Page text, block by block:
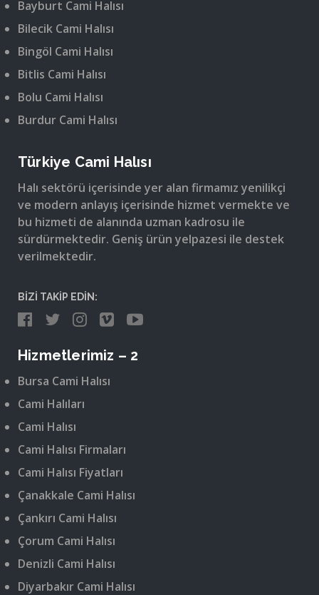
Bayburt Cami Halısı
Bilecik Cami Halısı
Bingöl Cami Halısı
Bitlis Cami Halısı
Bolu Cami Halısı
Burdur Cami Halısı
Türkiye Cami Halısı
Halı sektörü içerisinde yer alan firmamız yenilikçi
ve modern anlayış içerisinde hizmet vermekte ve
bu hizmeti de alanında uzman kadrosu ile
sürdürmektedir. Geniş ürün yelpazesi ile destek
verilmektedir.
BİZİ TAKİP EDİN:
Hizmetlerimiz – 2
Bursa Cami Halısı
Cami Halıları
Cami Halısı
Cami Halısı Firmaları
Cami Halısı Fiyatları
Çanakkale Cami Halısı
Çankırı Cami Halısı
Çorum Cami Halısı
Denizli Cami Halısı
Diyarbakır Cami Halısı